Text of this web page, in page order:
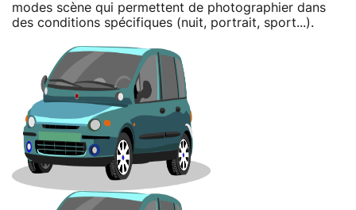
modes scène qui permettent de photographier dans
des conditions spécifiques (nuit, portrait, sport...).